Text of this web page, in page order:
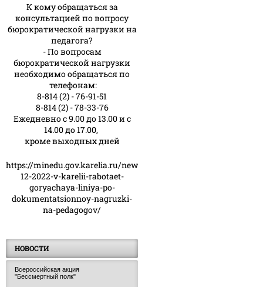
К кому обращаться за
консультацией по вопросу
бюрократической нагрузки на
педагога?
- По вопросам
бюрократической нагрузки
необходимо обращаться по
телефонам:
8-814 (2) - 76-91-51
8-814 (2) - 78-33-76
Ежедневно с 9.00 до 13.00 и с
14.00 до 17.00,
кроме выходных дней
https://minedu.gov.karelia.ru/news/23-
12-2022-v-karelii-rabotaet-
goryachaya-liniya-po-
dokumentatsionnoy-nagruzki-
na-pedagogov/
НОВОСТИ
Всероссийская акция
"Бессмертный полк"